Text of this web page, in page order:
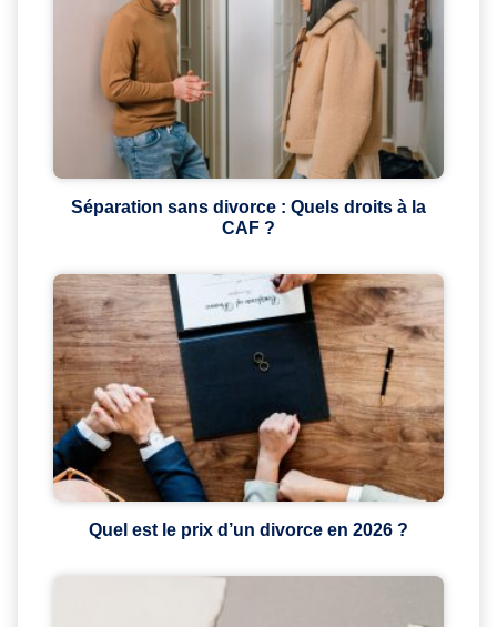
Séparation sans divorce : Quels droits à la
CAF ?
Quel est le prix d’un divorce en 2026 ?